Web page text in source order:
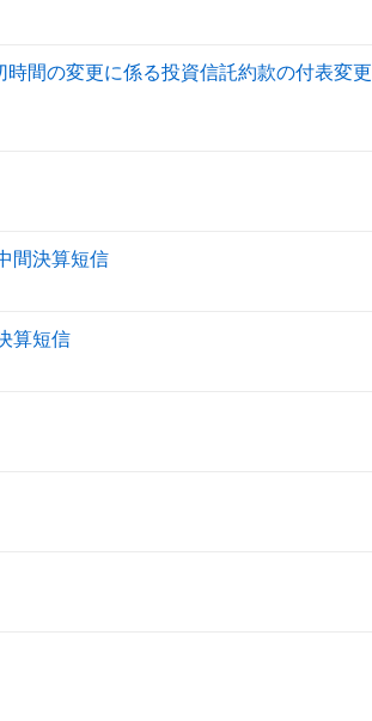
時間の変更に係る投資信託約款の付表変更
間決算短信
算短信